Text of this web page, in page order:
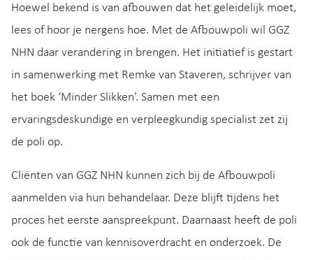
Hoewel bekend is van afbouwen dat het geleidelijk moet,
lees of hoor je nergens hoe. Met de Afbouwpoli wil GGZ
NHN daar verandering in brengen. Het initiatief is gestart
in samenwerking met Remke van Staveren, schrijver van
het boek ‘Minder Slikken’. Samen met een
ervaringsdeskundige en verpleegkundig specialist zet zij
de poli op.
Cliënten van GGZ NHN kunnen zich bij de Afbouwpoli
aanmelden via hun behandelaar. Deze blijft tijdens het
proces het eerste aanspreekpunt. Daarnaast heeft de poli
ook de functie van kennisoverdracht en onderzoek. De